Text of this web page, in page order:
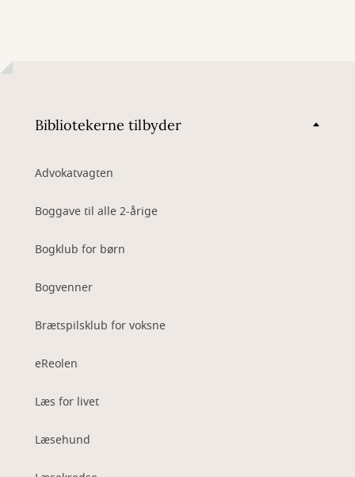
Bibliotekerne tilbyder
Advokatvagten
Boggave til alle 2-årige
Bogklub for børn
Bogvenner
Brætspilsklub for voksne
eReolen
Læs for livet
Læsehund